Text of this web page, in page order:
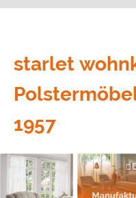
starlet
1957